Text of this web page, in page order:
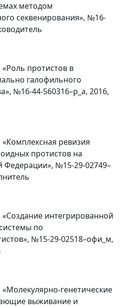
методом
секвенирования», №16-
протистов в
галофильного
№16-44-560316–р_а, 2016,
ревизия
протистов на
Федерации», №15-29-02749–
интегрированной
по
№15-29-02518–офи_м,
генетические
выживание и